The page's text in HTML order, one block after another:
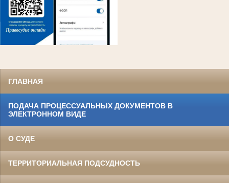
ГЛАВНАЯ
ПОДАЧА ПРОЦЕССУАЛЬНЫХ ДОКУМЕНТОВ В
ЭЛЕКТРОННОМ ВИДЕ
О СУДЕ
ТЕРРИТОРИАЛЬНАЯ ПОДСУДНОСТЬ